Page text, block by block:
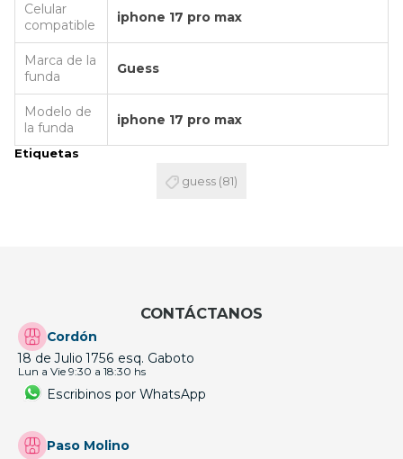
Celular
compatible
iphone 17 pro max
Marca de la
funda
Guess
Modelo de
la funda
iphone 17 pro max
Etiquetas
guess (81)
CONTÁCTANOS
Cordón
18 de Julio 1756 esq. Gaboto
Lun a Vie 9:30 a 18:30 hs
Escribinos por WhatsApp
Paso Molino